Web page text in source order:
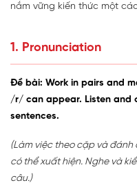
nắm vững kiến thức một
1. Pronunciation
Đề bài: Work in pairs and
/r/ can appear. Listen and
sentences.
(Làm việc theo cặp và
có thể xuất hiện. Nghe và
câu.)